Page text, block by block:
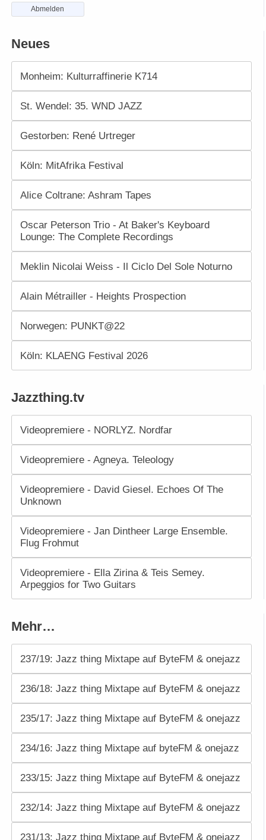
Abmelden
Neues
Monheim: Kulturraffinerie K714
St. Wendel: 35. WND JAZZ
Gestorben: René Urtreger
Köln: MitAfrika Festival
Alice Coltrane: Ashram Tapes
Oscar Peterson Trio - At Baker's Keyboard
Lounge: The Complete Recordings
Meklin Nicolai Weiss - Il Ciclo Del Sole Noturno
Alain Métrailler - Heights Prospection
Norwegen: PUNKT@22
Köln: KLAENG Festival 2026
Jazzthing.tv
Videopremiere - NORLYZ. Nordfar
Videopremiere - Agneya. Teleology
Videopremiere - David Giesel. Echoes Of The
Unknown
Videopremiere - Jan Dintheer Large Ensemble.
Flug Frohmut
Videopremiere - Ella Zirina & Teis Semey.
Arpeggios for Two Guitars
Mehr…
237/19: Jazz thing Mixtape auf ByteFM & onejazz
236/18: Jazz thing Mixtape auf ByteFM & onejazz
235/17: Jazz thing Mixtape auf ByteFM & onejazz
234/16: Jazz thing Mixtape auf byteFM & onejazz
233/15: Jazz thing Mixtape auf ByteFM & onejazz
232/14: Jazz thing Mixtape auf ByteFM & onejazz
231/13: Jazz thing Mixtape auf ByteFM & onejazz